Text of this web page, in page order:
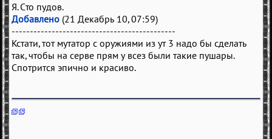
Я. Сто пудов.
Добавлено (21 Декабрь 10, 07:59)
---------------------------------------------
Кстати, тот мутатор с оружиями из ут 3 надо бы сделать
так, чтобы на серве прям у всез были такие пушары.
Спотрится эпично и красиво.